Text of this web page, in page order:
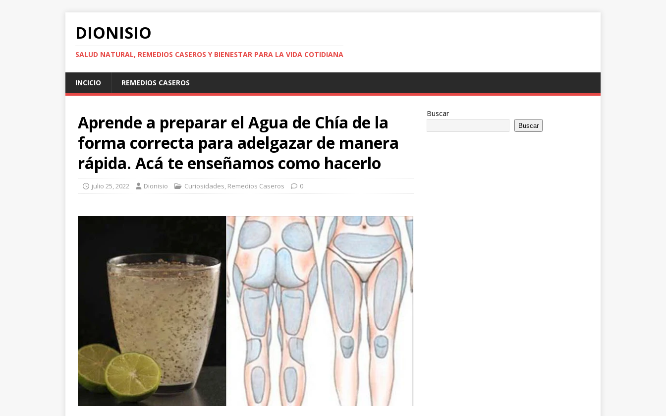
DIONISIO
SALUD NATURAL, REMEDIOS CASEROS Y BIENESTAR PARA LA VIDA COTIDIANA
INCICIO REMEDIOS CASEROS
Aprende a preparar el Agua de Chía de la
forma correcta para adelgazar de manera
rápida. Acá te enseñamos como hacerlo
julio 25, 2022 Dionisio Curiosidades, Remedios Caseros 0
Buscar
Buscar